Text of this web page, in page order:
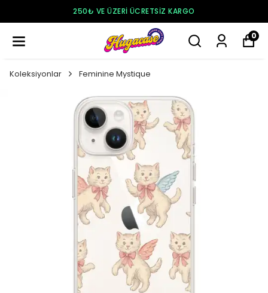
250₺ VE ÜZERI ÜCRETSIZ KARGO
0
Koleksiyonlar Feminine Mystique